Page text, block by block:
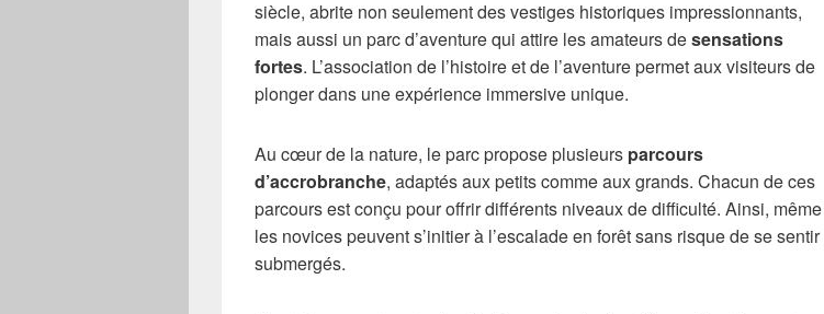
siècle, abrite non seulement des vestiges historiques impressionnants,
mais aussi un parc d’aventure qui attire les amateurs desensations
fortes. L’association de l’histoire et de l’aventure permet aux visiteurs de
plonger dans une expérience immersive unique.
Au cœur de la nature, le parc propose plusieurs parcours
d’accrobranche, adaptés aux petits comme aux grands. Chacun de ces
parcours est conçu pour offrir différents niveaux de difficulté. Ainsi, même
les novices peuvent s’initier à l’escalade en forêt sans risque de se sentir
submergés.